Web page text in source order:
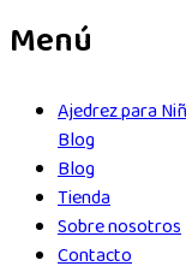
Menú
Ajedrez para
Blog
Blog
Tienda
Sobre nosotros
Contacto